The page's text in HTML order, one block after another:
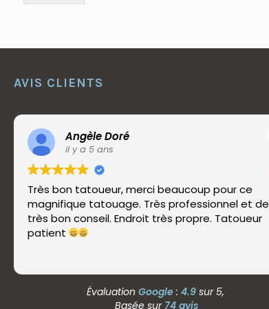
AVIS CLIENTS
Angèle Doré
il y a 5 ans
Très bon tatoueur, merci beaucoup pour ce
magnifique tatouage. Très professionnel et de
très bon conseil. Endroit très propre. Tatoueur
patient
ÉvaluationGoogle : 4.9 sur 5,
Basée sur 74 avis